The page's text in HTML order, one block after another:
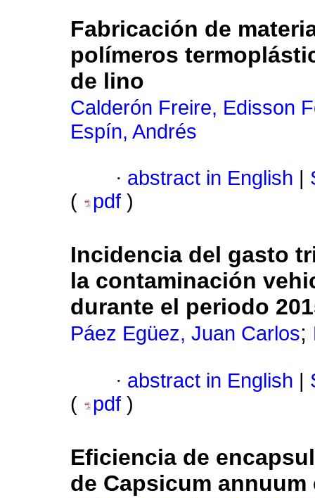
Fabricación de
polímeros
de lino
Calderón Freire, Edisson
Espín, Andrés
· abstract in English
(
pdf )
Incidencia del gasto
la contaminación
durante el periodo
Páez Egüez, Juan Carlos;
· abstract in English
(
pdf )
Eficiencia de
de Capsicum